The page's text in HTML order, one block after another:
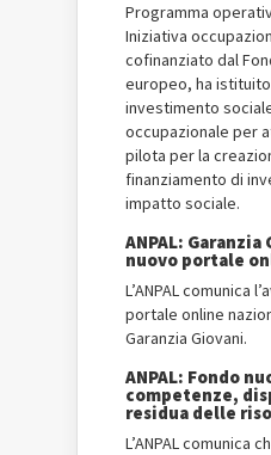
Programma
Iniziativa
cofinanziato dal
europeo, ha
investimento
occupazionale per
pilota per la
finanziamento di
impatto sociale.
ANPAL:
nuovo portale
L’ANPAL comunica
portale online
Garanzia Giovani.
ANPAL: Fondo
competenze,
residua delle
L’ANPAL comunica